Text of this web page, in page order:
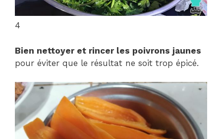
4
Bien nettoyer et rincer les poivrons jaunes
pour éviter que le résultat ne soit trop épicé.